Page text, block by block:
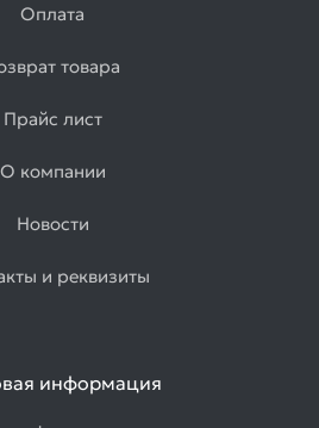
Оплата
товара
Прайс лист
О компании
Новости
и реквизиты
информация